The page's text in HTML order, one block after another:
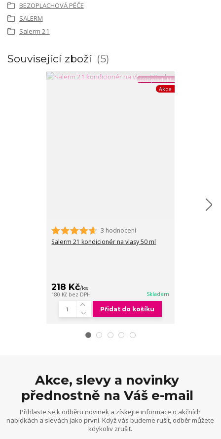
BEZOPLACHOVÁ PÉČE
SALERM
Salerm 21
Související zboží 5
TOP produkt
Akce
3 hodnocení
Salerm 21 kondicionér na vlasy 50 ml
218 Kč/ks
180 Kč bez DPH Skladem
Přidat do košíku
Akce, slevy a novinky
přednostně na Váš e-mail
Přihlaste se k odběru novinek a získejte informace o akčních
nabídkách a slevách jako první. Když vás budeme rušit, odběr můžete
kdykoliv zrušit.